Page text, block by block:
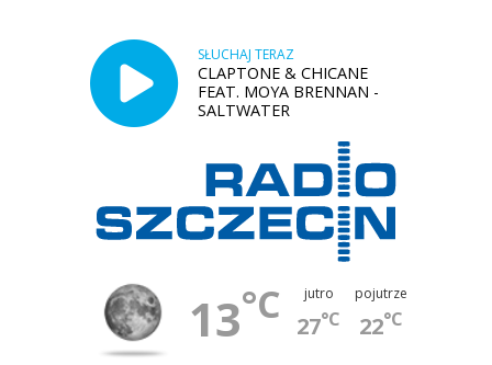
SŁUCHAJ TERAZ
CLAPTONE & CHICANE
FEAT. MOYA BRENNAN -
SALTWATER
13°C jutro
27°C
pojutrze
22°C